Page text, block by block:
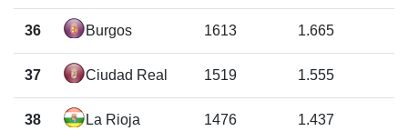
36 Burgos 1613 1.665
37 Ciudad Real 1519 1.555
38 La Rioja 1476 1.437